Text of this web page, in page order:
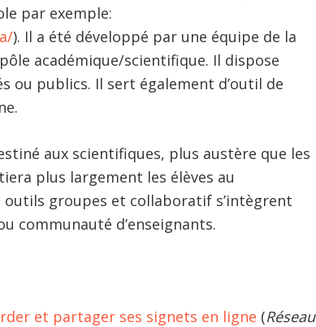
par exemple:
). Il a été développé par une équipe de la
académique/scientifique. Il dispose
ou publics. Il sert également d’outil de
aux scientifiques, plus austère que les
plus largement les élèves au
outils groupes et collaboratif s’intègrent
communauté d’enseignants.
et partager ses signets en ligne (Réseau